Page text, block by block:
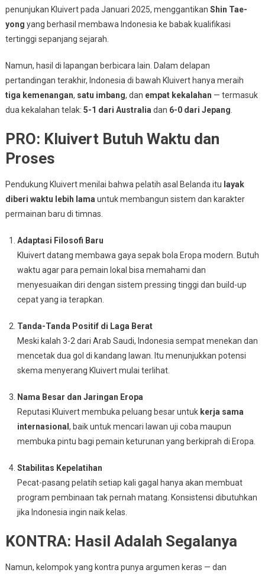
Atau
Diganti?
penunjukan Kluivert pada Januari 2025, menggantikan Shin Tae-
yong yang berhasil membawa Indonesia ke babak kualifikasi
tertinggi sepanjang sejarah.
Namun, hasil di lapangan berbicara lain. Dalam delapan
pertandingan terakhir, Indonesia di bawah Kluivert hanya meraih
tiga kemenangan, satu imbang, dan empat kekalahan — termasuk
dua kekalahan telak: 5-1 dari Australia dan 6-0 dari Jepang
PRO: Kluivert Butuh Waktu dan
Proses
Pendukung Kluivert menilai bahwa pelatih asal Belanda itu layak
diberi waktu lebih lama untuk membangun sistem dan karakter
permainan baru di timnas.
Adaptasi Filosofi Baru
Kluivert datang membawa gaya sepak bola Eropa modern. Butuh
waktu agar para pemain lokal bisa memahami dan
menyesuaikan diri dengan sistem pressing tinggi dan build-up
cepat yang ia terapkan.
Tanda-Tanda Positif di Laga Berat
Meski kalah 3-2 dari Arab Saudi, Indonesia sempat menekan dan
mencetak dua gol di kandang lawan. Itu menunjukkan potensi
skema menyerang Kluivert mulai terlihat.
Nama Besar dan Jaringan Eropa
Reputasi Kluivert membuka peluang besar untuk kerja sama
internasional, baik untuk mencari lawan uji coba maupun
membuka pintu bagi pemain keturunan yang berkiprah di Eropa.
Stabilitas Kepelatihan
Pecat-pasang pelatih setiap kali gagal hanya akan membuat
program pembinaan tak pernah matang. Konsistensi dibutuhkan
jika Indonesia ingin naik kelas.
KONTRA: Hasil Adalah Segalanya
Namun, kelompok yang kontra punya argumen keras — dan